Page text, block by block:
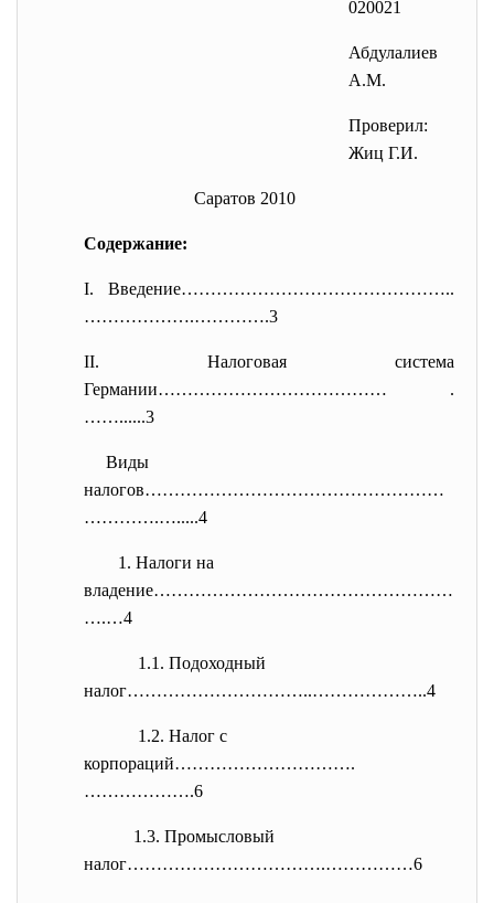
020021
Абдулалиев
А.М.
Проверил:
Жиц Г.И.
Саратов 2010
Содержание:
I. Введение………………………………………..
……………….………….3
II. Налоговая система
Германии………………………………… .
……......3
Виды
налогов……………………………………………
………….….....4
1. Налоги на
владение……………………………………………
….…4
1.1. Подоходный
налог…………………………..………………..4
1.2. Налог с
корпораций………………………….
……………….6
1.3. Промысловый
налог…………………………….……………6